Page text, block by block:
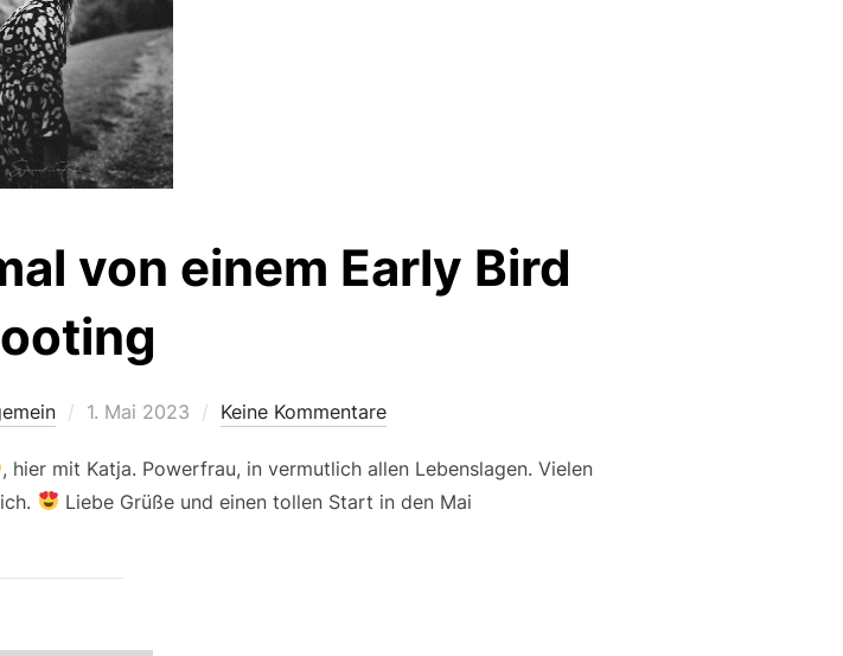
von einem Early Bird
Veröffentlicht
1. Mai 2023 Keine Kommentare
, hier mit Katja. Powerfrau, in vermutlich allen Lebenslagen. Vielen
Liebe Grüße und einen tollen Start in den Mai